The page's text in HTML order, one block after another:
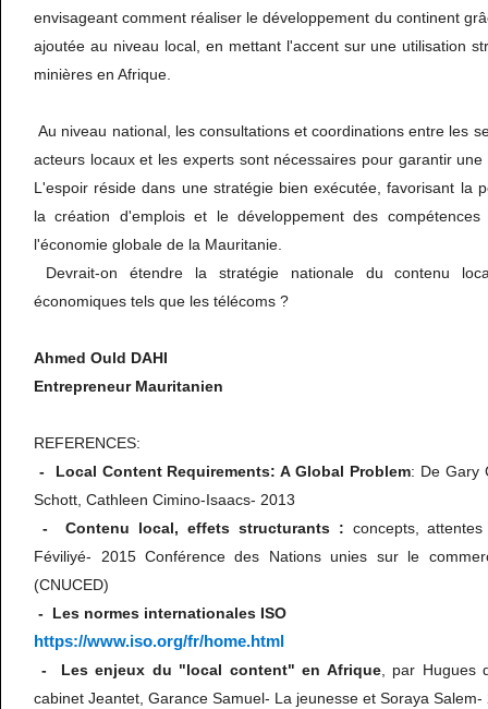
envisageant comment réaliser le développement du continent
ajoutée au niveau local, en mettant l'accent sur une utilisation
minières en Afrique.
Au niveau national, les consultations et coordinations entre les
acteurs locaux et les experts sont nécessaires pour garantir
L'espoir réside dans une stratégie bien exécutée, favorisant la
la création d'emplois et le développement des compétences
l'économie globale de la Mauritanie.
Devrait-on étendre la stratégie nationale du contenu
économiques tels que les télécoms ?
Ahmed Ould DAHI
Entrepreneur Mauritanien
REFERENCES:
- Local Content Requirements: A Global Problem: De Gary
Schott, Cathleen Cimino-Isaacs- 2013
- Contenu local, effets structurants : concepts,
Féviliyé- 2015 Conférence des Nations unies sur le
(CNUCED)
- Les normes internationales ISO
https://www.iso.org/fr/home.html
- Les enjeux du "local content" en Afrique, par Hugues
cabinet Jeantet, Garance Samuel- La jeunesse et Soraya